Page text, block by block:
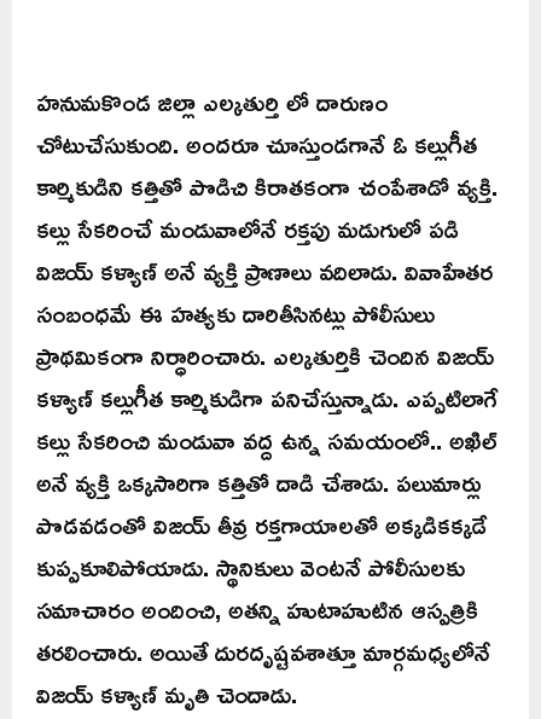
హనుమకొండ జిల్లా ఎల్కతుర్తి లో దారుణం
చోటుచేసుకుంది. అందరూ చూస్తుండగానే ఓ కల్లుగీత
కార్మికుడిని కత్తితో పొడిచి కిరాతకంగా చంపేశాడో వ్యక్తి.
కల్లు సేకరించే మండువాలోనే రక్తపు మడుగులో పడి
విజయ్ కళ్యాణ్ అనే వ్యక్తి ప్రాణాలు వదిలాడు. వివాహేతర
సంబంధమే ఈ హత్యకు దారితీసినట్లు పోలీసులు
ప్రాథమికంగా నిర్ధారించారు. ఎల్కతుర్తికి చెందిన విజయ్
కళ్యాణ్ కల్లుగీత కార్మికుడిగా పనిచేస్తున్నాడు. ఎప్పటిలాగే
కల్లు సేకరించి మండువా వద్ద ఉన్న సమయంలో.. అఖిల్
అనే వ్యక్తి ఒక్కసారిగా కత్తితో దాడి చేశాడు. పలుమార్లు
పొడవడంతో విజయ్ తీవ్ర రక్తగాయాలతో అక్కడికక్కడే
కుప్పకూలిపోయాడు. స్థానికులు వెంటనే పోలీసులకు
సమాచారం అందించి, అతన్ని హుటాహుటిన ఆస్పత్రికి
తరలించారు. అయితే దురదృష్టవశాత్తూ మార్గమధ్యలోనే
విజయ్ కళ్యాణ్ మృతి చెందాడు.